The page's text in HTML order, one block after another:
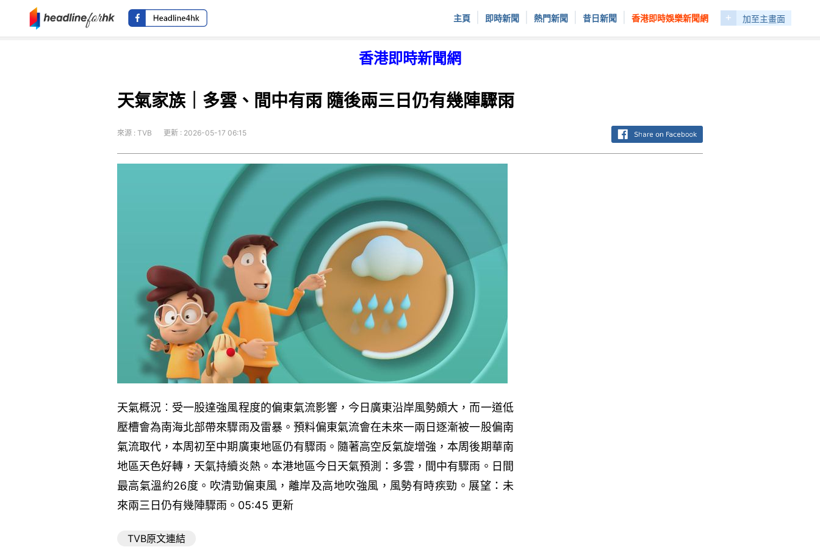
主頁 即時新聞 熱門新聞 昔日新聞 香港即時娛樂新聞網 + 加至主畫面
香港即時新聞網
天氣家族｜多雲、間中有雨 隨後兩三日仍有幾陣驟雨
來源 : TVB 更新 : 2026-05-17 06:15
天氣概況︰受一股達強風程度的偏東氣流影響，今日廣東沿岸風勢頗大，而一道低
壓槽會為南海北部帶來驟雨及雷暴。預料偏東氣流會在未來一兩日逐漸被一股偏南
氣流取代，本周初至中期廣東地區仍有驟雨。隨著高空反氣旋增強，本周後期華南
地區天色好轉，天氣持續炎熱。本港地區今日天氣預測：多雲，間中有驟雨。日間
最高氣溫約26度。吹清勁偏東風，離岸及高地吹強風，風勢有時疾勁。展望：未
來兩三日仍有幾陣驟雨。05:45 更新
TVB原文連結